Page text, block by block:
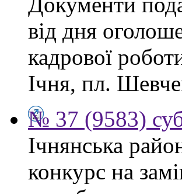
від дня
кадрової
Ічня, пл.
№ 37 (9583)
Ічнянська
конкурс на